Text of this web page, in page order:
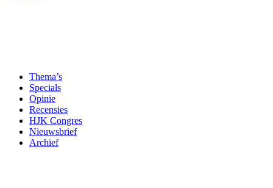
Thema’s
Specials
Opinie
Recensies
HJK Congres
Nieuwsbrief
Archief